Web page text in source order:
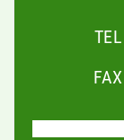
TEL
FAX